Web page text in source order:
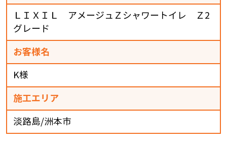
ＬＩＸＩＬ アメージュＺシャワートイレ Ｚ2
グレード
お客様名
K様
施工エリア
淡路島/洲本市